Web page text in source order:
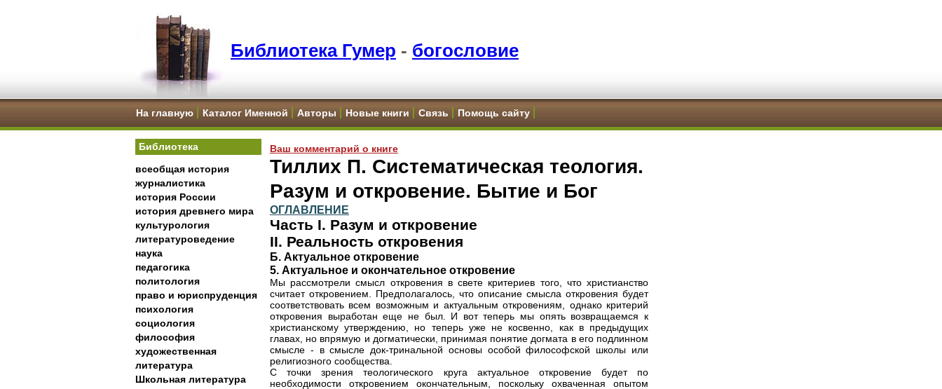
Библиотека Гумер - богословие
На главную Каталог Именной Авторы Новые книги Связь Помощь сайту
Библиотека
всеобщая история
журналистика
история России
история древнего мира
культурология
литературоведение
наука
педагогика
политология
право и юриспруденция
психология
социология
философия
художественная
литература
Школьная литература
Ваш комментарий о книге
Тиллих П. Систематическая теология.
Разум и откровение. Бытие и Бог
ОГЛАВЛЕНИЕ
Часть I. Разум и откровение
II. Реальность откровения
Б. Актуальное откровение
5. Актуальное и окончательное откровение
Мы рассмотрели смысл откровения в свете критериев того, что христианство
считает откровением. Предполагалось, что описание смысла откровения будет
соответствовать всем возможным и актуальным откровениям, однако критерий
откровения выработан еще не был. И вот теперь мы опять возвращаемся к
христианскому утверждению, но теперь уже не косвенно, как в предыдущих
главах, но впрямую и догматически, принимая понятие догмата в его подлинном
смысле - в смысле док-тринальной основы особой философской школы или
религиозного сообщества.
С точки зрения теологического круга актуальное откровение будет по
необходимости откровением окончательным, поскольку охваченная опытом